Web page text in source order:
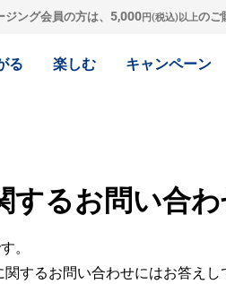
ング会員の方は、 5,000円(税込)以上のご
る 楽しむ キャンペーン
するお問い合
。
するお問い合わせにはお答え